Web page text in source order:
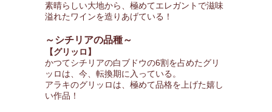
素晴らしい大地から、極めてエレガントで滋味
溢れたワインを造りあげている！
～シチリアの品種～
【グリッロ】
かつてシチリアの白ブドウの6割を占めたグリ
ッロは、今、転換期に入っている。
アラキのグリッロは、極めて品格を上げた嬉し
い作品！